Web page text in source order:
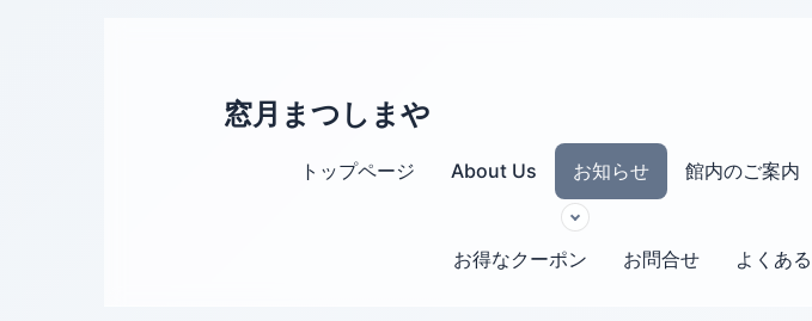
窓月まつしまや
トップページ About Us お知らせ 館内のご案内
お得なクーポン お問合せ よくあ